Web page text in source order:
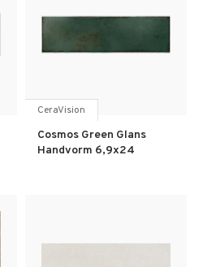
CeraVision
Cosmos Green Glans
Handvorm 6,9x24